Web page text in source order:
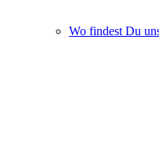
Wo findest Du